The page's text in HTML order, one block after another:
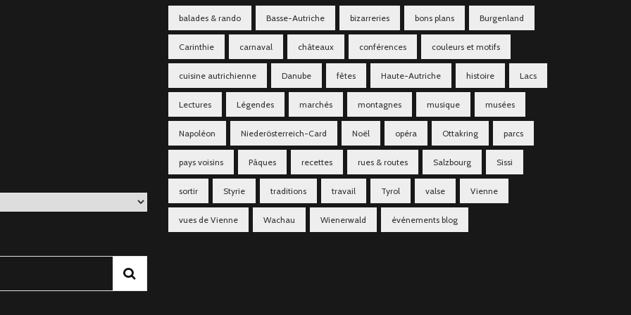
balades & rando Basse-Autriche bizarreries bons plans Burgenland
Carinthie carnaval châteaux conférences couleurs et motifs
cuisine autrichienne Danube fêtes Haute-Autriche histoire Lacs
Lectures Légendes marchés montagnes musique musées
Napoléon Niederösterreich-Card Noël opéra Ottakring parcs
pays voisins Pâques recettes rues & routes Salzbourg Sissi
sortir Styrie traditions travail Tyrol valse Vienne
vues de Vienne Wachau Wienerwald événements blog